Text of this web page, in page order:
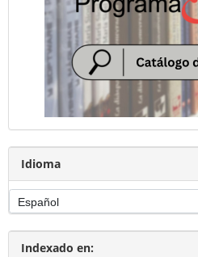
Idioma
Indexado en: